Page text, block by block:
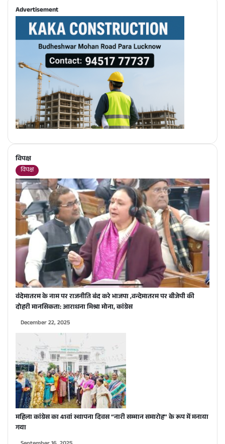
Advertisement
विपक्ष
विपक्ष
वंदेमातरम के नाम पर राजनीति बंद करे भाजपा ,वन्देमातरम पर बीजेपी की
दोहरी मानसिकता: आराधना मिश्रा मोना, कांग्रेस
December 22, 2025
महिला कांग्रेस का 41वां स्थापना दिवस “नारी सम्मान समारोह” के रूप में मनाया
गया